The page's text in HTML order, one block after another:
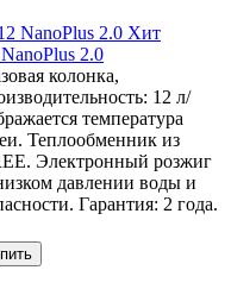
Хит
2.0
колонка,
12 л/
температура
Теплообменник из
Электронный розжиг
давлении воды и
Гарантия: 2 года.